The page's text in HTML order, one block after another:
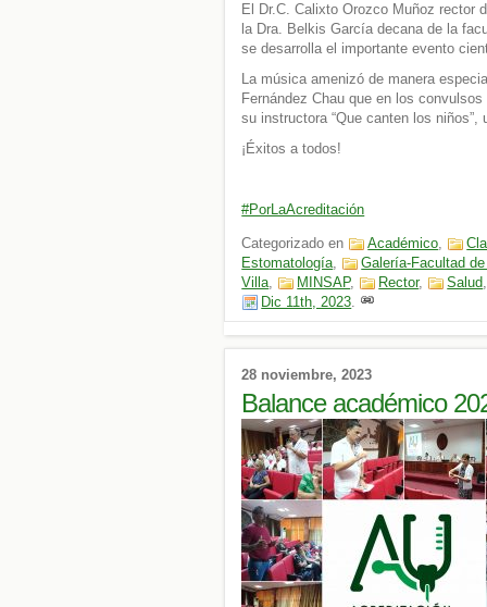
El Dr.C. Calixto Orozco Muñoz rector
la Dra. Belkis García decana de la
se desarrolla el importante evento
La música amenizó de manera
Fernández Chau que en los
su instructora “Que canten los
¡Éxitos a todos!
#PorLaAcreditación
Categorizado en Académico,
Estomatología,
Galería-Facultad
Villa, MINSAP, Rector, Salud
Dic 11th, 2023.
28 noviembre, 2023
Balance académico